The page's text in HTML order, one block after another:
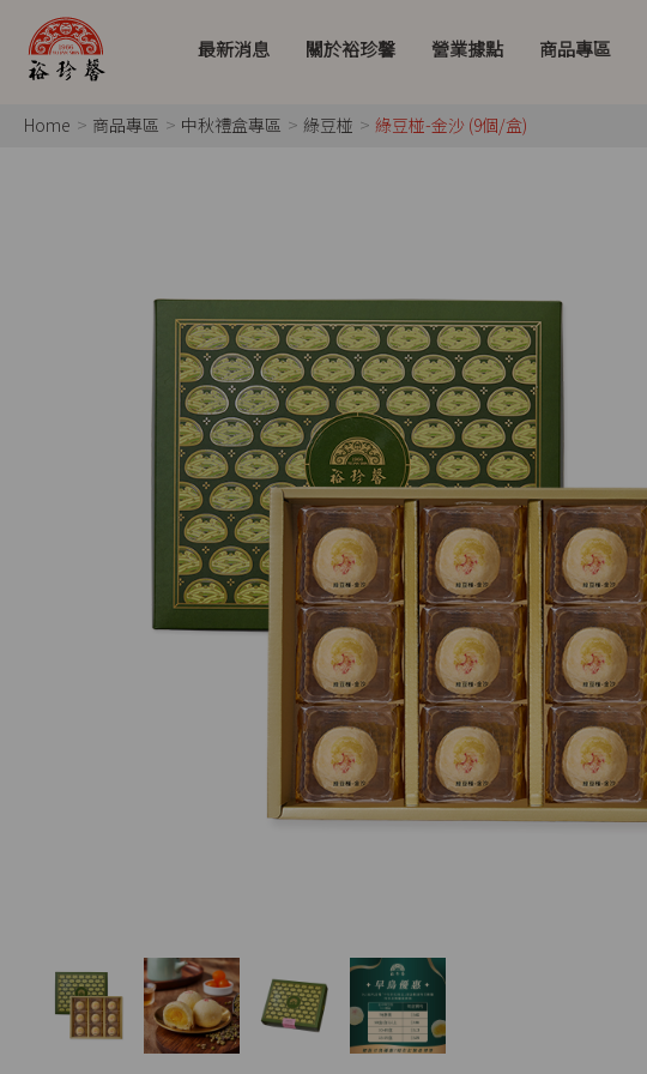
最新消息 關於裕珍馨 營業據點 商品專區
Home 商品專區 中秋禮盒專區 綠豆椪 綠豆椪-金沙 (9個/盒)